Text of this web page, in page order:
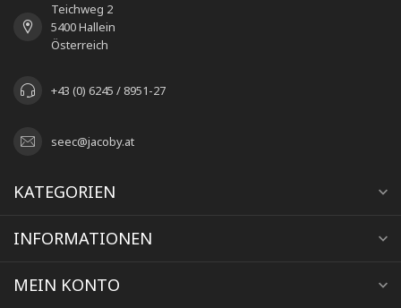
Teichweg 2
5400 Hallein
Österreich
+43 (0) 6245 / 8951-27
seec@jacoby.at
KATEGORIEN
INFORMATIONEN
MEIN KONTO